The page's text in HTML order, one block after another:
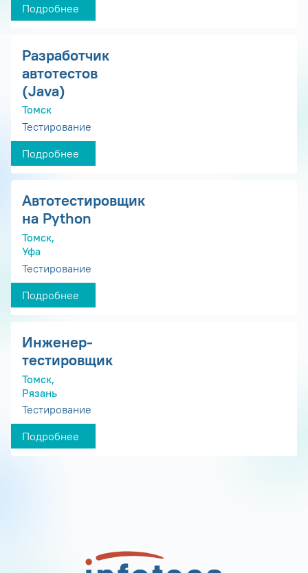
Подробнее
Разработчик
автотестов
(Java)
Томск
Тестирование
Подробнее
Автотестировщик
на Python
Томск,
Уфа
Тестирование
Подробнее
Инженер-
тестировщик
Томск,
Рязань
Тестирование
Подробнее